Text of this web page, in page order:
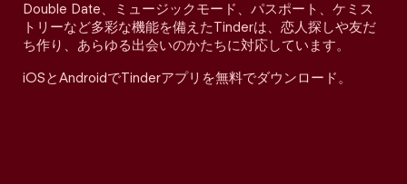
Double Date、ミュージックモード、パスポート、ケミス
トリーなど多彩な機能を備えたTinderは、恋人探しや友だ
ち作り、あらゆる出会いのかたちに対応しています。
iOSとAndroidでTinderアプリを無料でダウンロード。